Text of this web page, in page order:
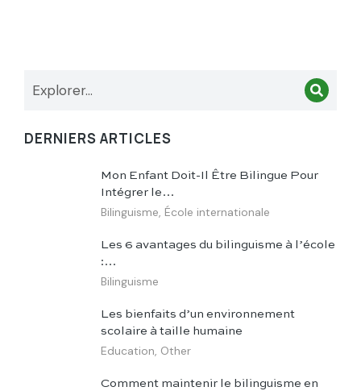
DERNIERS ARTICLES
Mon Enfant Doit-Il Être Bilingue Pour
Intégrer le…
Bilinguisme, École internationale
Les 6 avantages du bilinguisme à l’école
:…
Bilinguisme
Les bienfaits d’un environnement
scolaire à taille humaine
Education, Other
Comment maintenir le bilinguisme en